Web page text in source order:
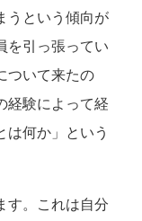
うという傾向が
を引っ張ってい
ついて来たの
経験によって経
何か」という
す。これは自分